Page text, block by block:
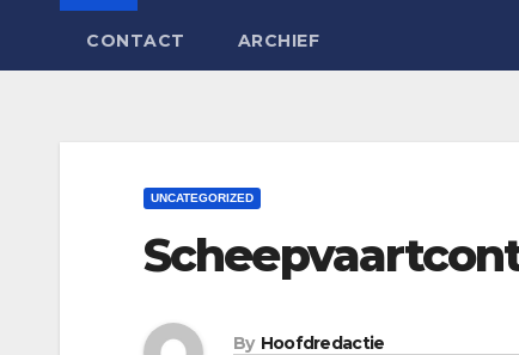
CONTACT ARCHIEF
UNCATEGORIZED
By Hoofdredactie